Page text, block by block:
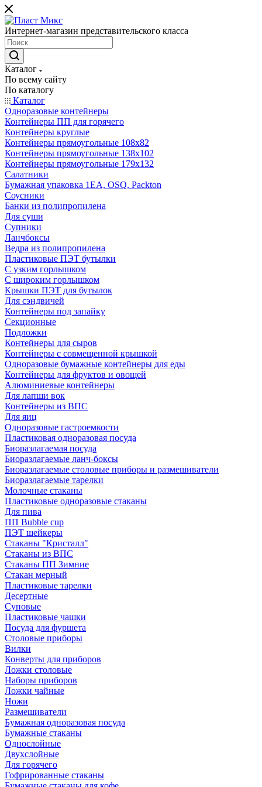
Интернет-магазин представительского класса
Каталог
По всему сайту
По каталогу
Каталог
Одноразовые контейнеры
Контейнеры ПП для горячего
Контейнеры круглые
Контейнеры прямоугольные 108х82
Контейнеры прямоугольные 138х102
Контейнеры прямоугольные 179х132
Салатники
Бумажная упаковка 1ЕА, OSQ, Packton
Соусники
Банки из полипропилена
Для суши
Супники
Ланчбоксы
Ведра из полипропилена
Пластиковые ПЭТ бутылки
С узким горлышком
С широким горлышком
Крышки ПЭТ для бутылок
Для сэндвичей
Контейнеры под запайку
Секционные
Подложки
Контейнеры для сыров
Контейнеры с совмещенной крышкой
Одноразовые бумажные контейнеры для еды
Контейнеры для фруктов и овощей
Алюминиевые контейнеры
Для лапши вок
Контейнеры из ВПС
Для яиц
Одноразовые гастроемкости
Пластиковая одноразовая посуда
Биоразлагаемая посуда
Биоразлагаемые ланч-боксы
Биоразлагаемые столовые приборы и размешиватели
Биоразлагаемые тарелки
Молочные стаканы
Пластиковые одноразовые стаканы
Для пива
ПП Bubble cup
ПЭТ шейкеры
Стаканы "Кристалл"
Стаканы из ВПС
Стаканы ПП Зимние
Стакан мерный
Пластиковые тарелки
Десертные
Суповые
Пластиковые чашки
Посуда для фуршета
Столовые приборы
Вилки
Конверты для приборов
Ложки столовые
Наборы приборов
Ложки чайные
Ножи
Размешиватели
Бумажная одноразовая посуда
Бумажные стаканы
Однослойные
Двухслойные
Для горячего
Гофрированные стаканы